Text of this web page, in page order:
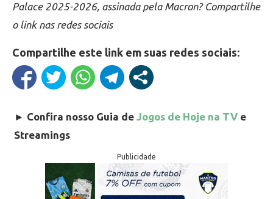
Palace 2025-2026, assinada pela Macron? Compartilhe
o link nas redes sociais
Compartilhe este link em suas redes sociais:
► Confira nosso Guia de Jogos de Hoje na TV e
Streamings
Publicidade